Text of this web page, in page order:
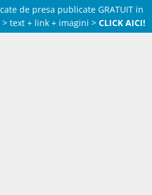
de presa publicate GRATUIT in
text + link + imagini > CLICK AICI!